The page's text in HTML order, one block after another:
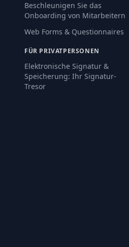
Beschleunigen Sie das
Onboarding von Mitarbeitern
Web Forms & Questionnaires
FÜR PRIVATPERSONEN
Elektronische Signatur &
Speicherung: Ihr Signatur-
Tresor